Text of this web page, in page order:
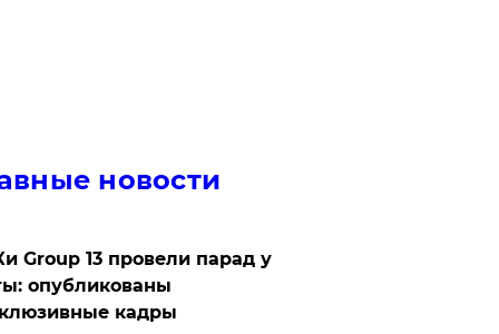
новости
Group 13 провели парад у
опубликованы
кадры